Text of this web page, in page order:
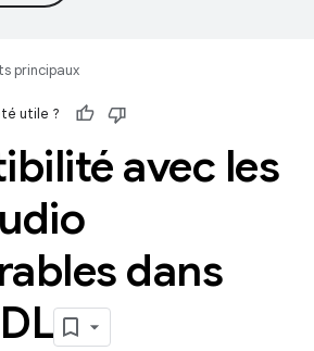
principaux
utile ?
avec les
dans